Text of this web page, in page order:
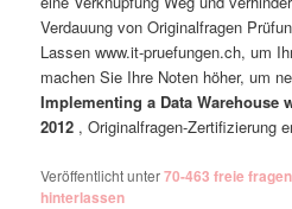
Verdauung von Originalfragen
Lassen www.it-pruefungen.ch, um
machen Sie Ihre Noten höher, um
Implementing a Data Warehouse
2012 , Originalfragen-Zertifizierung
Veröffentlicht unter70-463 freie
hinterlassen